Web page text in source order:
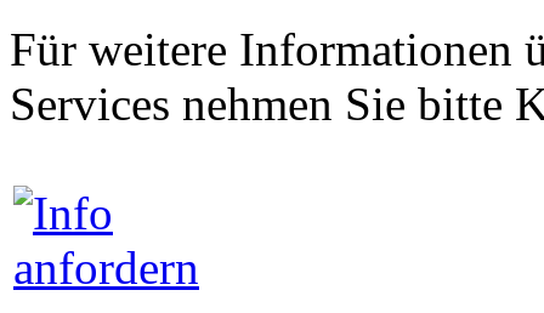
Für weitere Informationen
Services nehmen Sie bitte